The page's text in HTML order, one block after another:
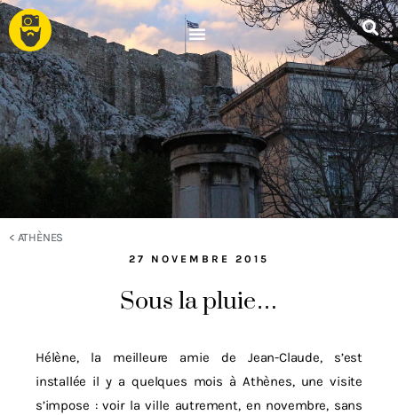
< ATHÈNES
27 NOVEMBRE 2015
Sous la pluie…
Hélène, la meilleure amie de Jean-Claude, s’est
installée il y a quelques mois à Athènes, une visite
s’impose : voir la ville autrement, en novembre, sans